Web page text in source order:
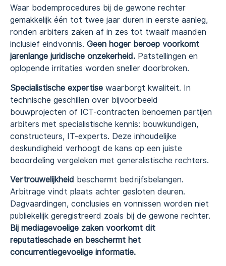
Waar bodemprocedures bij de gewone rechter
gemakkelijk één tot twee jaar duren in eerste aanleg,
ronden arbiters zaken af in zes tot twaalf maanden
inclusief eindvonnis. Geen hoger beroep voorkomt
jarenlange juridische onzekerheid. Patstellingen en
oplopende irritaties worden sneller doorbroken.
Specialistische expertise waarborgt kwaliteit. In
technische geschillen over bijvoorbeeld
bouwprojecten of ICT-contracten benoemen partijen
arbiters met specialistische kennis: bouwkundigen,
constructeurs, IT-experts. Deze inhoudelijke
deskundigheid verhoogt de kans op een juiste
beoordeling vergeleken met generalistische rechters.
Vertrouwelijkheid beschermt bedrijfsbelangen.
Arbitrage vindt plaats achter gesloten deuren.
Dagvaardingen, conclusies en vonnissen worden niet
publiekelijk geregistreerd zoals bij de gewone rechter.
Bij mediagevoelige zaken voorkomt dit
reputatieschade en beschermt het
concurrentiegevoelige informatie.